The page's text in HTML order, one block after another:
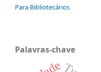
Para Bibliotecários
Palavras-chave